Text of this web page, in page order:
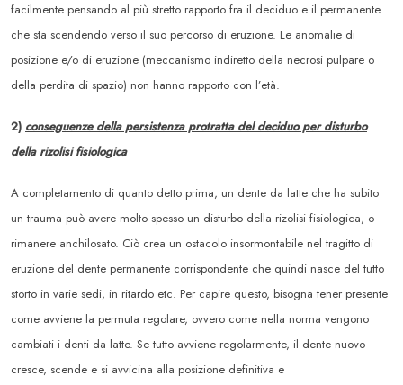
facilmente pensando al più stretto rapporto fra il deciduo e il permanente
che sta scendendo verso il suo percorso di eruzione. Le anomalie di
posizione e/o di eruzione (meccanismo indiretto della necrosi pulpare o
della perdita di spazio) non hanno rapporto con l’età.
2) conseguenze della persistenza protratta del deciduo per disturbo
della rizolisi fisiologica
A completamento di quanto detto prima, un dente da latte che ha subito
un trauma può avere molto spesso un disturbo della rizolisi fisiologica, o
rimanere anchilosato. Ciò crea un ostacolo insormontabile nel tragitto di
eruzione del dente permanente corrispondente che quindi nasce del tutto
storto in varie sedi, in ritardo etc. Per capire questo, bisogna tener presente
come avviene la permuta regolare, ovvero come nella norma vengono
cambiati i denti da latte. Se tutto avviene regolarmente, il dente nuovo
cresce, scende e si avvicina alla posizione definitiva e